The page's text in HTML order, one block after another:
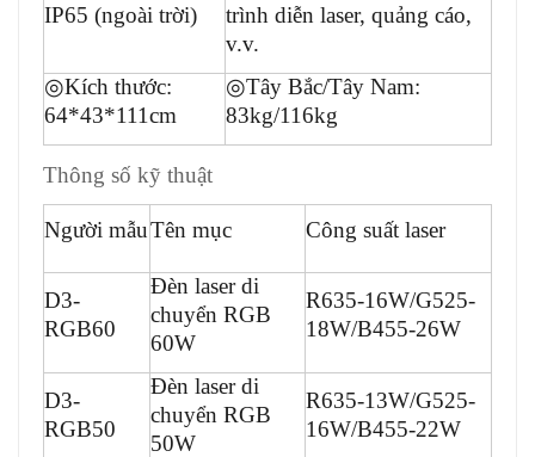
IP65 (ngoài trời)
trình diễn laser, quảng cáo,
v.v.
◎Kích thước:
64*43*111cm
◎Tây Bắc/Tây Nam:
83kg/116kg
Thông số kỹ thuật
Người mẫuTên mục Công suất laser
D3-
RGB60
Đèn laser di
chuyển RGB
60W
R635-16W/G525-
18W/B455-26W
D3-
RGB50
Đèn laser di
chuyển RGB
50W
R635-13W/G525-
16W/B455-22W